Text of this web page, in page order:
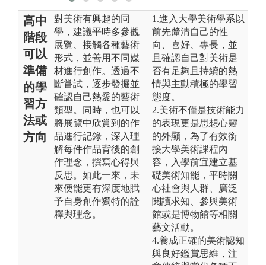
高中
階段
可以
準備
的學
習方
法或
方向
對美術有興趣的同
學，建議平時多參觀
展覽、接觸各種藝術
形式，並善用不同媒
材進行創作。透過不
斷嘗試，逐步發掘並
確認自己熱愛的藝術
類型。同時，也可以
將展覽中欣賞到的作
品進行記錄，深入理
解每件作品背後的創
作理念，撰寫心得與
反思。如此一來，未
來便能更有深度地賦
予自身創作獨特的詮
釋與理念。
1.進入大學美術學系以
前先釐清自己的性
向、喜好、專長，並
且確認自己對美術是
否有足夠且持續的熱
情與主動積極的學習
態度。
2.美術不僅是技術能力
的表現更是思想心靈
的外顯，為了有效銜
接大學美術課程內
容，入學前宜建立基
礎美術知能，平時關
心社會與人群、廣泛
閱讀求知、參與美術
館或是博物館等相關
藝文活動。
4.養成正確的美術認知
與良好鑑賞思維，注